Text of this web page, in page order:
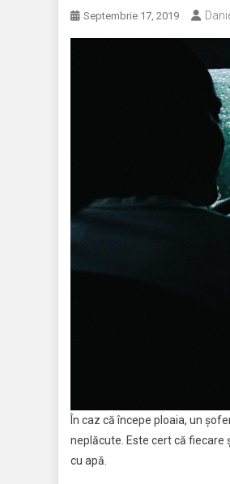
Septembrie 17, 2019
În caz că începe ploaia, un
neplăcute. Este cert că
cu apă.